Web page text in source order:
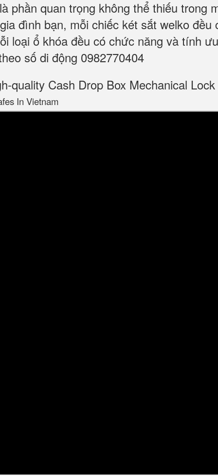
phần quan trọng không thể thiếu trong
đình bạn, mỗi chiếc két sắt welko
loại ổ khóa đều có chức năng và tính
số di động 0982770404
quality Cash Drop Box Mechanical
In Vietnam